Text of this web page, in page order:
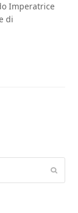
Imperatrice
di
Invia